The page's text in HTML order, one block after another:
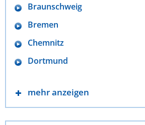
Braunschweig
Bremen
Chemnitz
Dortmund
mehr anzeigen